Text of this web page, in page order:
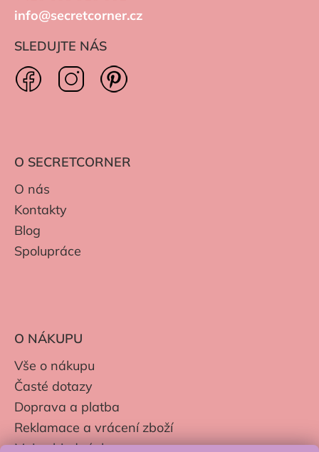
info@secretcorner.cz
SLEDUJTE NÁS
O SECRETCORNER
O nás
Kontakty
Blog
Spolupráce
O NÁKUPU
Vše o nákupu
Časté dotazy
Doprava a platba
Reklamace a vrácení zboží
Moje objednávky